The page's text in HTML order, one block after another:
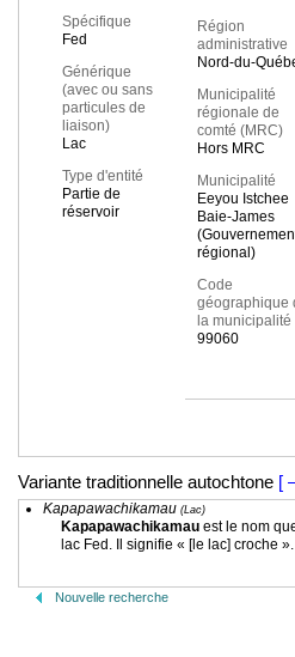
Spécifique
Fed
Générique
(avec ou sans
particules de
liaison)
Lac
Type d'entité
Partie de
réservoir
Région
administrative
Nord-du-
Municipalité
régionale de
comté (MRC)
Hors MRC
Municipalité
Eeyou Istchee
Baie-James
régional)
Code
géographique
la municipalité
99060
Variante traditionnelle autochtone [
Kapapawachikamau (Lac)
Kapapawachikamau est le nom
lac Fed. Il signifie « [le lac] croche ».
Nouvelle recherche